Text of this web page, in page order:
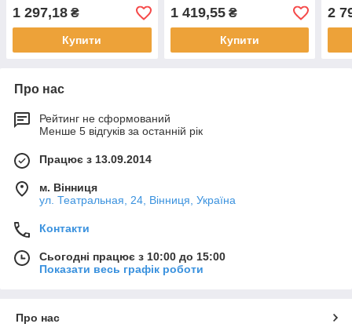
1 297,18 ₴
Купити
1 419,55₴
Купити
2
Про нас
Рейтинг не сформований
Менше 5 відгуків за останній рік
Працює з 13.09.2014
м. Вінниця
ул. Театральная, 24, Вінниця, Україна
Контакти
Сьогодні працює з 10:00 до 15:00
Показати весь графік роботи
Про нас